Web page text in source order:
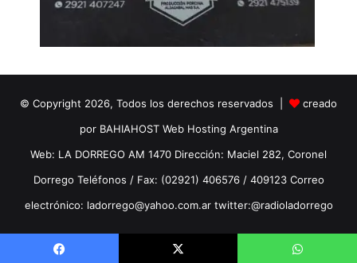
© Copyright 2026, Todos los derechos reservados |
creado
por BAHIAHOST Web Hosting Argentina
Web: LA DORREGO AM 1470 Dirección: Maciel 282, Coronel
Dorrego Teléfonos / Fax: (02921) 406576 / 409123 Correo
electrónico: ladorrego@yahoo.com.ar twitter:@radioladorrego